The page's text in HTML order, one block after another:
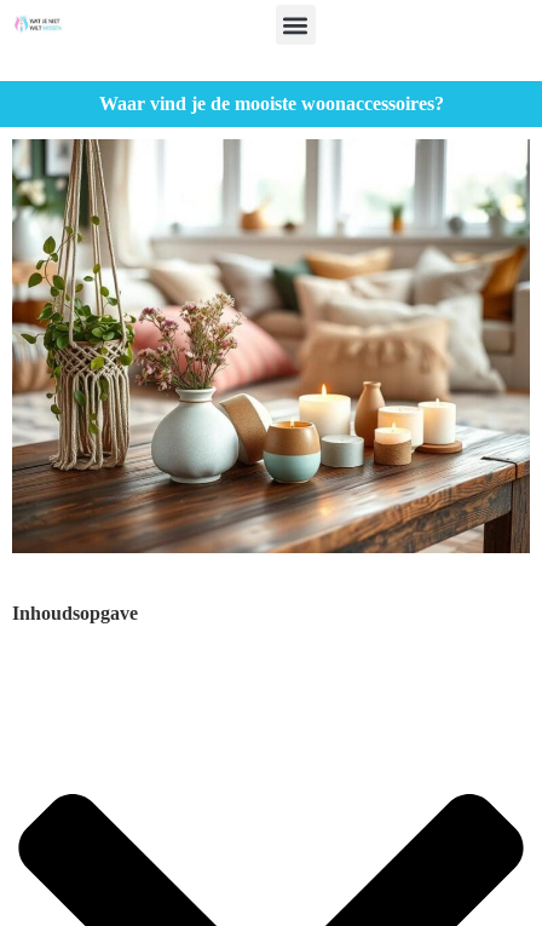
Waar vind je de mooiste woonaccessoires?
Inhoudsopgave